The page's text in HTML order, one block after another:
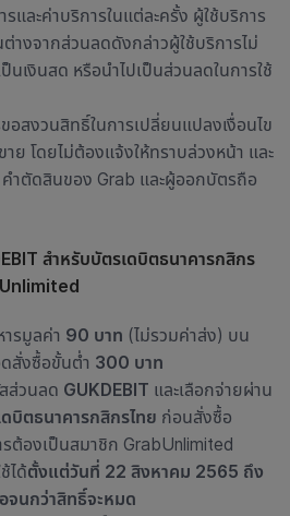
และค่าบริการในแต่ละครั้ง ผู้ใช้บริการ
างจากส่วนลดดังกล่าวผู้ใช้บริการไม่
นเงินสด หรือนำไปเป็นส่วนลดในการใช้
อสงวนสิทธิ์ในการเปลี่ยนแปลงเงื่อนไข
าย โดยไม่ต้องแจ้งให้ทราบล่วงหน้า และ
ตัดสินของ Grab และผู้ออกบัตรถือ
สำหรับบัตรเดบิตธนาคารกสิกร
รมูลค่า 90 บาท (ไม่รวมค่าส่ง) บน
สั่งซื้อขั้นต่ำ 300 บาท
ส่วนลด GUKDEBIT และเลือกจ่ายผ่าน
ดบิตธนาคารกสิกรไทย ก่อนสั่งซื้อ
รต้องเป็นสมาชิก GrabUnlimited
ได้ตั้งแต่วันที่ 22 สิงหาคม 2565 ถึง
จนกว่าสิทธิ์จะหมด